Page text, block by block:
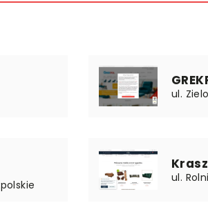
ul.
ul.